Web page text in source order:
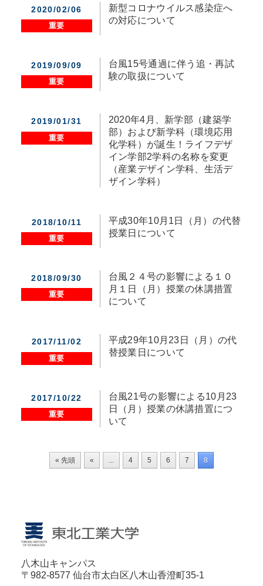
2020/02/06
重要
新型コロナウイルス感染症へ
の対応について
2019/09/09
重要
台風15号通過に伴う追・再試
験の取扱について
2019/01/31
重要
2020年4月、新学部（建築学
部）および新学科（環境応用
化学科）が誕生！ライフデザ
イン学部2学科の名称を変更
（産業デザイン学科、生活デ
ザイン学科）
2018/10/11
重要
平成30年10月1日（月）の代替
授業日について
2018/09/30
重要
台風２４号の影響による１０
月１日（月）授業の休講措置
について
2017/11/02
重要
平成29年10月23日（月）の代
替授業日について
2017/10/22
重要
台風21号の影響による10月23
日（月）授業の休講措置につ
いて
« 先頭 « ... 4 5 6 7 8
八木山キャンパス
〒982-8577 仙台市太白区八木山香澄町35-1